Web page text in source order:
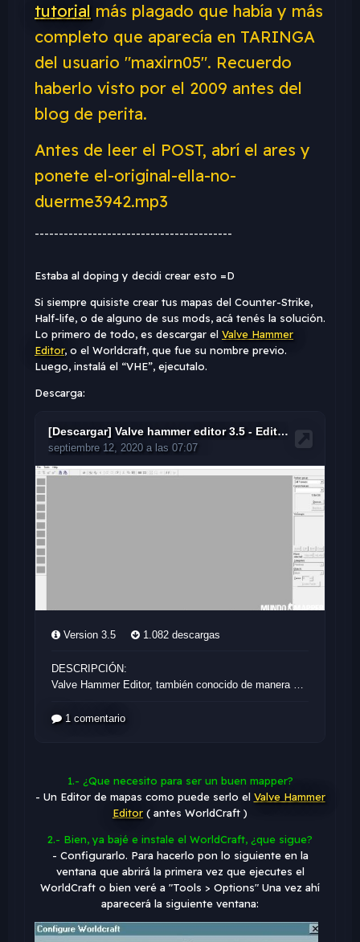
tutorial más plagado que había y más
completo que aparecía en TARINGA
del usuario "maxirn05". Recuerdo
haberlo visto por el 2009 antes del
blog de perita.
Antes de leer el POST, abrí el ares y
ponete el-original-ella-no-
duerme3942.mp3
-----------------------------------------
Estaba al doping y decidi crear esto =D
Si siempre quisiste crear tus mapas del Counter-Strike,
Half-life, o de alguno de sus mods, acá tenés la solución.
Lo primero de todo, es descargar el Valve Hammer
Editor, o el Worldcraft, que fue su nombre previo.
Luego, instalá el “VHE”, ejecutalo.
Descarga:
1.- ¿Que necesito para ser un buen mapper?
- Un Editor de mapas como puede serlo el Valve Hammer
Editor ( antes WorldCraft )
2.- Bien, ya bajé e instale el WorldCraft, ¿que sigue?
- Configurarlo. Para hacerlo pon lo siguiente en la
ventana que abrirá la primera vez que ejecutes el
WorldCraft o bien veré a "Tools > Options" Una vez ahí
aparecerá la siguiente ventana: